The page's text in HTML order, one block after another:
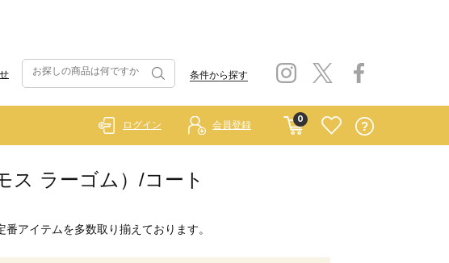
条件から探す
0
ログイン 会員登録
ス ラーゴム）/コート
番アイテムを多数取り揃えております。